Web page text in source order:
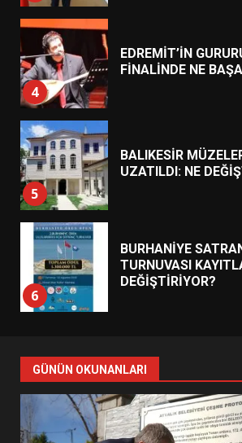
4
EDREMİT’İN
FİNALİNDE NE
5
BALIKESİR
UZATILDI: NE
6
BURHANİYE
TURNUVASI
DEĞİŞTİRİYOR?
7
YENİ YÖNETİM NASIL
ŞEKİLLENDİ?
GÜNÜN OKUNANLARI